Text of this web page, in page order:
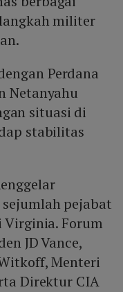
eskalasi
internasional.militer
Perdana
Netanyahu
situasi di
stabilitas
pejabat
Forum
JD Vance,
Menteri
Direktur CIA